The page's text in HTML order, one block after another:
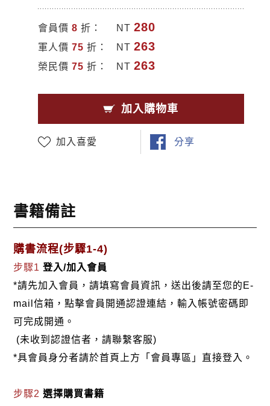
會員價 8 折： NT 280
軍人價 75 折： NT 263
榮民價 75 折： NT 263
加入購物車
加入喜愛 分享
書籍備註
購書流程(步驟1-4)
步驟1登入/加入會員
*請先加入會員，請填寫會員資訊，送出後請至您的E-
mail信箱，點擊會員開通認證連結，輸入帳號密碼即
可完成開通。
(未收到認證信者，請聯繫客服)
*具會員身分者請於首頁上方「會員專區」直接登入。
步驟2選擇購買書籍